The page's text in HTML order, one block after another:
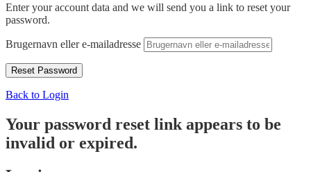
Enter your account data and we will send you a link to reset your
password.
Brugernavn eller e-mailadresse
Back to Login
Your password reset link appears to be
invalid or expired.